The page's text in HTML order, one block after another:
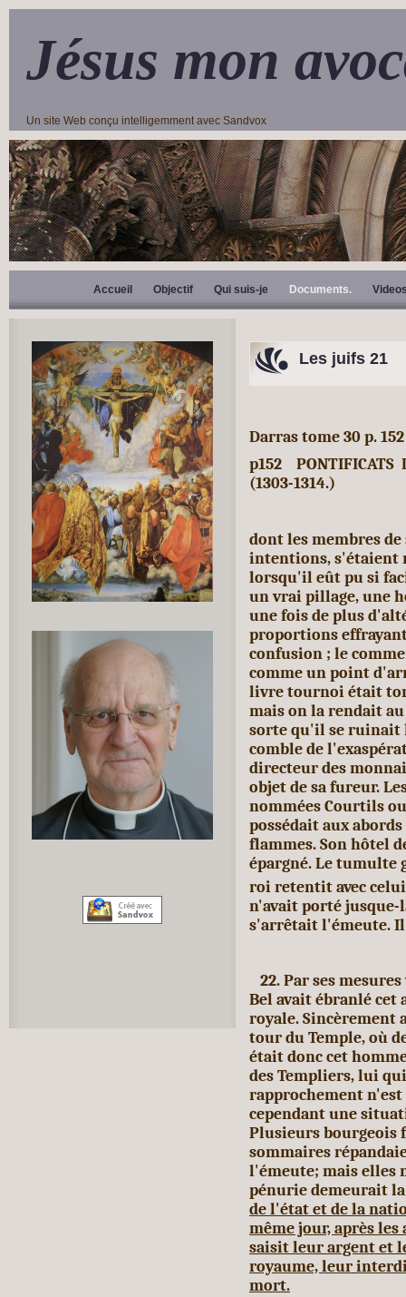
Jésus mon
Un site Web conçu intelligemment avec Sandvox
Accueil Objectif Qui suis-je Documents.
Les juifs 21
Darras tome 30 p. 152
p152
(1303-1314.)
dont les membres
intentions,s'étaient
lorsqu'il eût pu si
un vrai pillage, une
une fois de plus
proportions
confusion ; le
comme unpoint
livre tournoi était
mais on la rendait
sorte qu'il se ruinait
comble de
directeur des
objet de sa fureur.
nommées Courtils
possédait aux
flammes. Son hôtel
épargné. Le tumulte
roi retentit avec
n'avait porté jusque-
s'arrêtait l'émeute.
22. Par ses
Bel avait ébranlé cet
royale. Sincèrement
tour du Temple, où
était donc cet
des Templiers, lui
rapprochement
cependant une
Plusieurs bourgeois
sommaires répan
l'émeute; mais elles
pénurie demeurait
de l'état et de la
même jour, après
saisitleur argent et
royaume, leur
mort.